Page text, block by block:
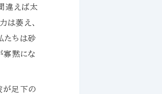
違えば太
は萎え、
たちは砂
寡黙にな
が足下の